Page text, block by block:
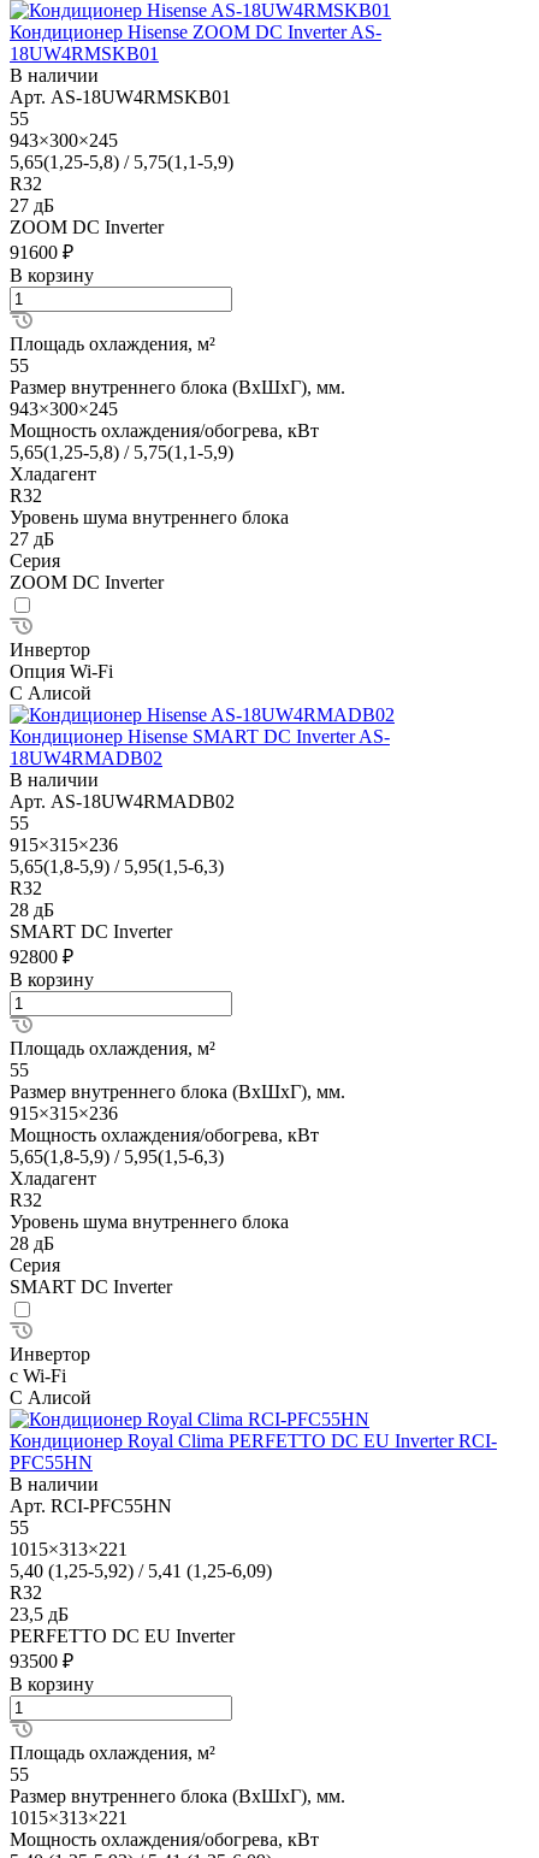
Кондиционер Hisense ZOOM DC Inverter AS-
18UW4RMSKB01
В наличии
Арт. AS-18UW4RMSKB01
55
943×300×245
5,65(1,25-5,8) / 5,75(1,1-5,9)
R32
27 дБ
ZOOM DC Inverter
91600 ₽
В корзину
Площадь охлаждения, м²
55
Размер внутреннего блока (ВхШхГ), мм.
943×300×245
Мощность охлаждения/обогрева, кВт
5,65(1,25-5,8) / 5,75(1,1-5,9)
Хладагент
R32
Уровень шума внутреннего блока
27 дБ
Серия
ZOOM DC Inverter
Инвертор
Опция Wi-Fi
С Алисой
Кондиционер Hisense SMART DC Inverter AS-
18UW4RMADB02
В наличии
Арт. AS-18UW4RMADB02
55
915×315×236
5,65(1,8-5,9) / 5,95(1,5-6,3)
R32
28 дБ
SMART DC Inverter
92800 ₽
В корзину
Площадь охлаждения, м²
55
Размер внутреннего блока (ВхШхГ), мм.
915×315×236
Мощность охлаждения/обогрева, кВт
5,65(1,8-5,9) / 5,95(1,5-6,3)
Хладагент
R32
Уровень шума внутреннего блока
28 дБ
Серия
SMART DC Inverter
Инвертор
с Wi-Fi
С Алисой
Кондиционер Royal Clima PERFETTO DC EU Inverter RCI-
PFC55HN
В наличии
Арт. RCI-PFC55HN
55
1015×313×221
5,40 (1,25-5,92) / 5,41 (1,25-6,09)
R32
23,5 дБ
PERFETTO DC EU Inverter
93500 ₽
В корзину
Площадь охлаждения, м²
55
Размер внутреннего блока (ВхШхГ), мм.
1015×313×221
Мощность охлаждения/обогрева, кВт